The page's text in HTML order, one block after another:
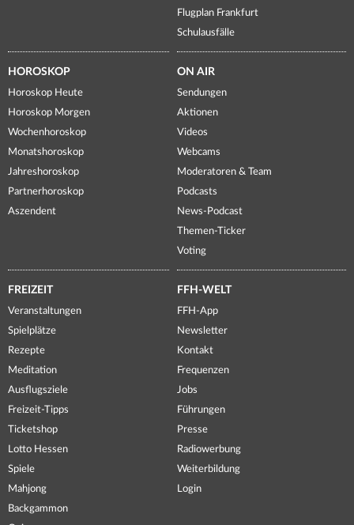
Flugplan Frankfurt
Schulausfälle
HOROSKOP
Horoskop Heute
Horoskop Morgen
Wochenhoroskop
Monatshoroskop
Jahreshoroskop
Partnerhoroskop
Aszendent
ON AIR
Sendungen
Aktionen
Videos
Webcams
Moderatoren & Team
Podcasts
News-Podcast
Themen-Ticker
Voting
FREIZEIT
Veranstaltungen
Spielplätze
Rezepte
Meditation
Ausflugsziele
Freizeit-Tipps
Ticketshop
Lotto Hessen
Spiele
Mahjong
Backgammon
FFH-WELT
FFH-App
Newsletter
Kontakt
Frequenzen
Jobs
Führungen
Presse
Radiowerbung
Weiterbildung
Login